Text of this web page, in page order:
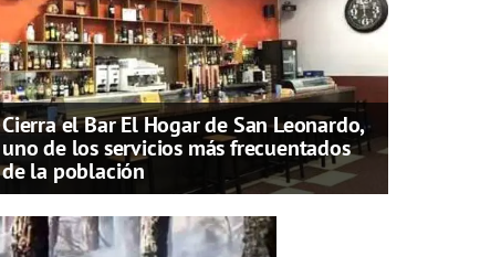
Cierra el Bar El Hogar de San Leonardo,
uno de los servicios más frecuentados
de la población